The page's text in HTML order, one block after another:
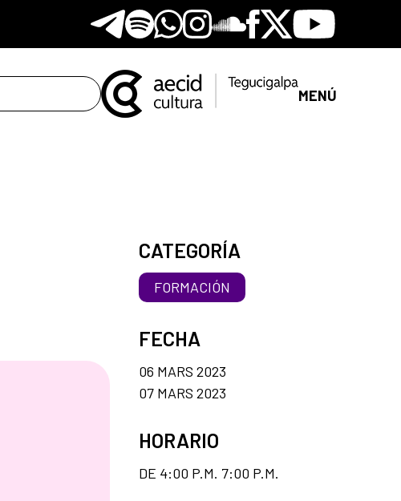
Telegram
SpotifyWhatsapp
Instagram
Soundclore
Facebook
X Youtube
MENÚ
CATEGORÍA
FORMACIÓN
FECHA
06 MARS 2023
07 MARS 2023
HORARIO
DE 4:00 P.M. 7:00 P.M.